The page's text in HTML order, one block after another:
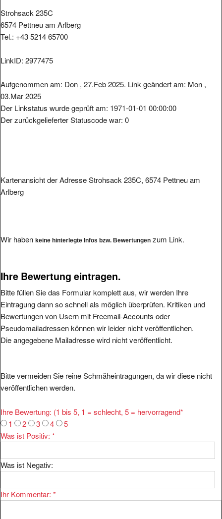
Strohsack 235C
6574 Pettneu am Arlberg
Tel.: +43 5214 65700
LinkID: 2977475
Aufgenommen am: Don , 27.Feb 2025. Link geändert am: Mon ,
03.Mar 2025
Der Linkstatus wurde geprüft am: 1971-01-01 00:00:00
Der zurückgelieferter Statuscode war: 0
Kartenansicht der Adresse Strohsack 235C, 6574 Pettneu am
Arlberg
Wir haben keine hinterlegte Infos bzw. Bewertungen zum Link.
Ihre Bewertung eintragen.
Bitte füllen Sie das Formular komplett aus, wir werden Ihre
Eintragung dann so schnell als möglich überprüfen. Kritiken und
Bewertungen von Usern mit Freemail-Accounts oder
Pseudomailadressen können wir leider nicht veröffentlichen.
Die angegebene Mailadresse wird nicht veröffentlicht.
Bitte vermeiden Sie reine Schmäheintragungen, da wir diese nicht
veröffentlichen werden.
Ihre Bewertung: (1 bis 5, 1 = schlecht, 5 = hervorragend*
1
2 3 4
5
Was ist Positiv: *
Was ist Negativ:
Ihr Kommentar: *